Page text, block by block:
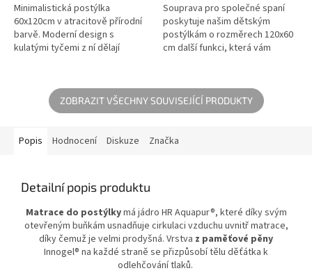
Minimalistická postýlka
60x120cm v atracitově přírodní
barvě. Moderní design s
kulatými tyčemi z ní dělají
kterou lze...
Souprava pro společné spaní
poskytuje našim dětským
postýlkám o rozměrech 120x60
cm další funkci, která vám
chtít.
ZOBRAZIT VŠECHNY SOUVISEJÍCÍ PRODUKTY
Popis Hodnocení Diskuze Značka
Detailní popis produktu
Matrace do postýlkymá jádro HR Aquapur®, které díky svým
otevřeným buňkám usnadňuje cirkulaci vzduchu uvnitř matrace,
díky čemuž je velmi prodyšná. Vrstva z paměťové pěny
Innogel® na každé straně se přizpůsobí tělu děťátka k
odlehčování tlaků.